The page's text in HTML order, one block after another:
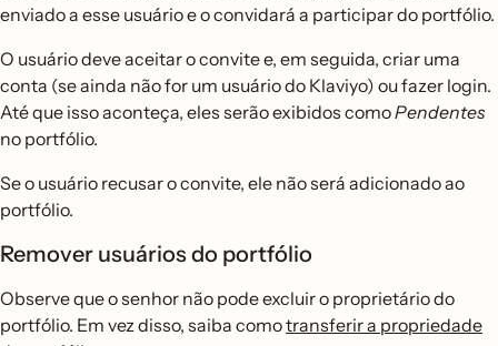
enviado a esse usuário e o convidará a participar do portfólio.
O usuário deve aceitar o convite e, em seguida, criar uma
conta (se ainda não for um usuário do Klaviyo) ou fazer login.
Até que isso aconteça, eles serão exibidos comoPendentes
no portfólio.
Se o usuário recusar o convite, ele não será adicionado ao
portfólio.
Remover usuários do portfólio
Observe que o senhor não pode excluir o proprietário do
portfólio. Em vez disso, saiba comotransferir a propriedade